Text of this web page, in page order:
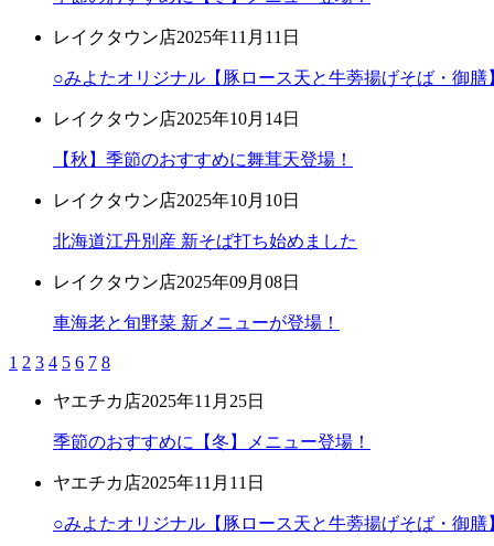
レイクタウン店2025年11月11日
○みよたオリジナル【豚ロース天と牛蒡揚げそば・御膳
レイクタウン店2025年10月14日
【秋】季節のおすすめに舞茸天登場！
レイクタウン店2025年10月10日
北海道江丹別産 新そば打ち始めました
レイクタウン店2025年09月08日
車海老と旬野菜 新メニューが登場！
1 2 3 4 5 6 7 8
ヤエチカ店2025年11月25日
季節のおすすめに【冬】メニュー登場！
ヤエチカ店2025年11月11日
○みよたオリジナル【豚ロース天と牛蒡揚げそば・御膳